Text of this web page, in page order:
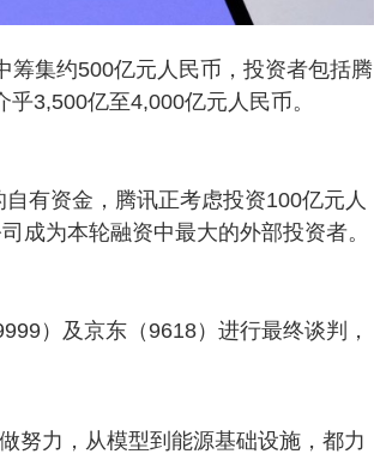
筹集约500亿元人民币，投资者包括腾
3,500亿至4,000亿元人民币。
有资金，腾讯正考虑投资100亿元人
成为本轮融资中最大的外部投资者。
）及京东（9618）进行最终谈判，
努力，从模型到能源基础设施，都力